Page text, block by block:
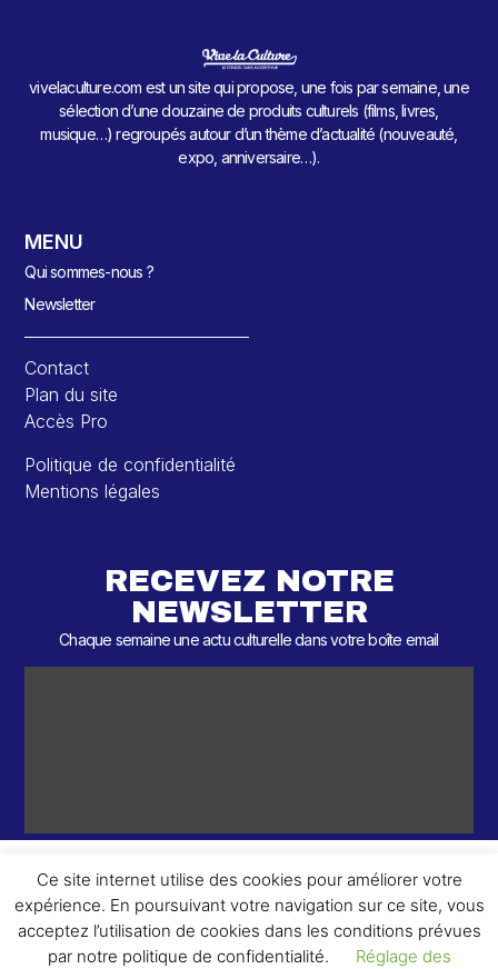
vivelaculture.com est un site qui propose, une fois par semaine, une
sélection d’une douzaine de produits culturels (films, livres,
musique…) regroupés autour d’un thème d’actualité (nouveauté,
expo, anniversaire…).
MENU
Qui sommes-nous ?
Newsletter
Contact
Plan du site
Accès Pro
Politique de confidentialité
Mentions légales
RECEVEZ NOTRE
NEWSLETTER
Chaque semaine une actu culturelle dans votre boîte email
© 2026 – 2 ème Round – Tous droits réservés.
Ce site internet utilise des cookies pour améliorer votre
expérience. En poursuivant votre navigation sur ce site, vous
acceptez l’utilisation de cookies dans les conditions prévues
par notre politique de confidentialité.
Réglage des